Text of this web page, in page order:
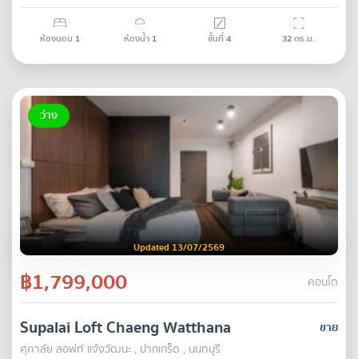
ห้องนอน 1 ห้องน้ำ 1 ชั้นที่4 32ตร.ม.
ว่าง
Updated 13/07/2569
฿1,799,000 คอนโด
ขาย
Supalai Loft Chaeng Watthana
ศุภาลัย ลอฟท์ แจ้งวัฒนะ , ปากเกร็ด , นนทบุรี